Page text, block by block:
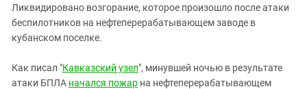
Северная Осетия - Алания
Ставропольский край
Ликвидировано возгорание, которое произошло после атаки
беспилотников на нефтеперерабатывающем заводе в
кубанском поселке.
Как писал "Кавказский узел", минувшей ночью в результате
атаки БПЛА начался пожар на нефтеперерабатывающем